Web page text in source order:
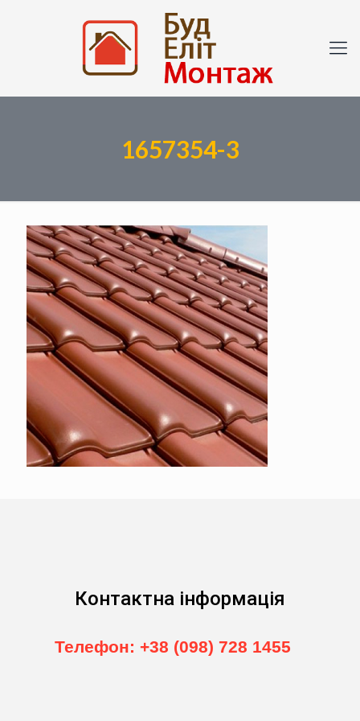
1657354-3
Контактна інформація
Телефон: +38 (098) 728 1455